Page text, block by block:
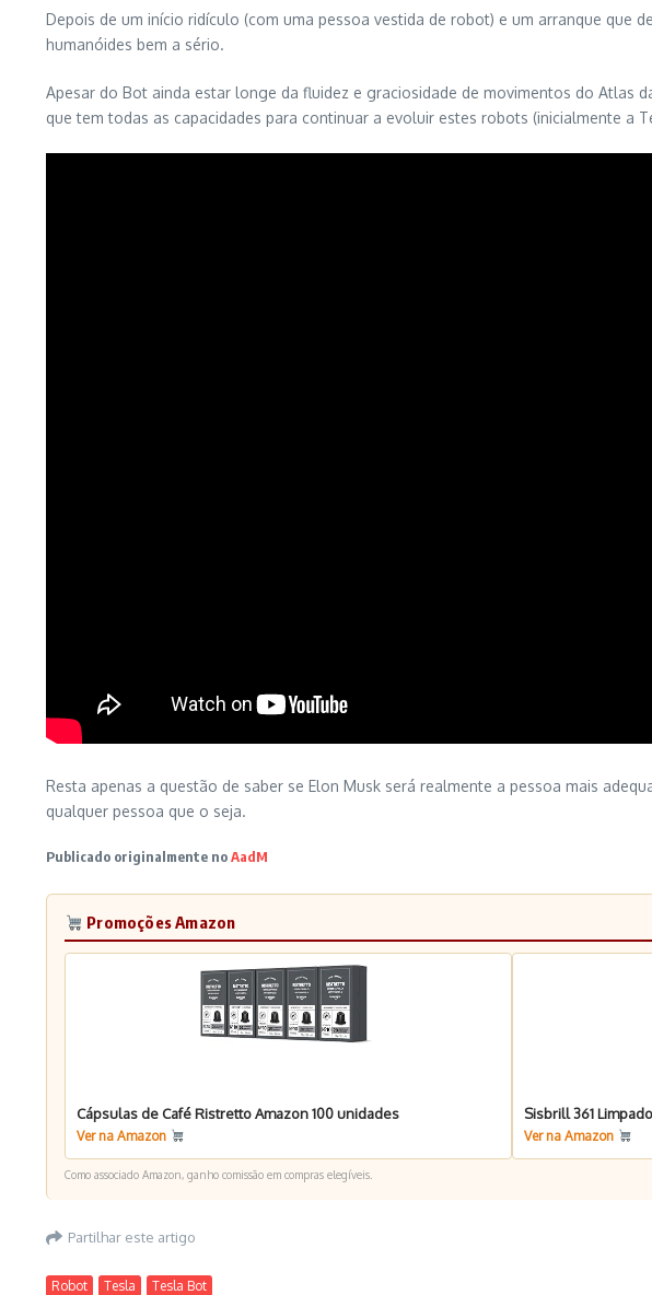
Depois de um início ridículo (com uma pessoa vestida de robot) e um arranque que
humanóides bem a sério.
Apesar do Bot ainda estar longe da fluidez e graciosidade de movimentos do Atlas
que tem todas as capacidades para continuar a evoluir estes robots (inicialmente a
Resta apenas a questão de saber se Elon Musk será realmente a pessoa mais
qualquer pessoa que o seja.
Publicado originalmente noAadM
Promoções Amazon
Cápsulas de Café Ristretto Amazon 100 unidades
Ver na Amazon
Sisbrill 361
Ver na Amazon
Como associado Amazon, ganho comissão em compras elegíveis.
Partilhar este artigo
Robot Tesla Tesla Bot